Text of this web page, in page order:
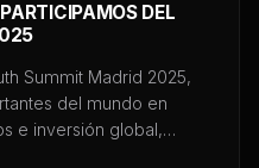
DEL
Summit Madrid 2025,
del mundo en
e inversión global,